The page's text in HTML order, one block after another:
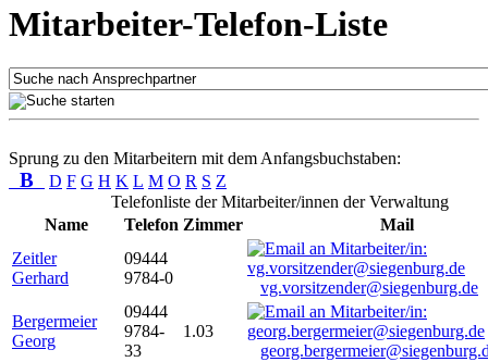
Mitarbeiter-Telefon-Liste
Sprung zu den Mitarbeitern mit dem Anfangsbuchstaben:
B D F G H K L M O R S Z
Telefonliste der Mitarbeiter/innen der Verwaltung
Name
Telefon Zimmer
Mail
Zeitler
Gerhard
09444
9784-0
vg.vorsitzender@siegenburg.de
Bergermeier
Georg
09444
9784-
33
1.03